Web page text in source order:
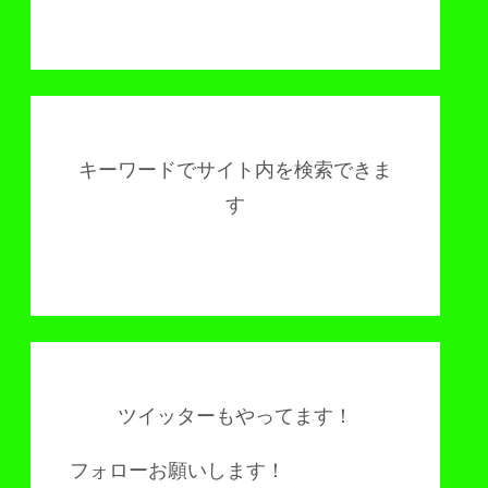
キーワードでサイト内を検索できま
す
ツイッターもやってます！
フォローお願いします！